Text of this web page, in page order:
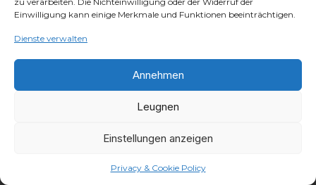
Einwilligung kann einige Merkmale und Funktionen beeinträchtigen.
Dienste verwalten
Annehmen
Leugnen
Einstellungen anzeigen
Privacy & Cookie Policy